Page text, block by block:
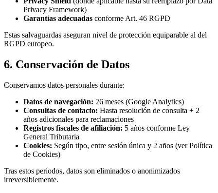
Privacy Framework)
Garantías adecuadas conforme Art. 46 RGPD
Estas salvaguardas aseguran nivel de protección equiparable al del
RGPD europeo.
6. Conservación de Datos
Conservamos datos personales durante:
Datos de navegación: 26 meses (Google Analytics)
Consultas de contacto: Hasta resolución de consulta + 2
años adicionales para reclamaciones
Registros fiscales de afiliación: 5 años conforme Ley
General Tributaria
Cookies: Según tipo, entre sesión única y 2 años (ver Política
de Cookies)
Tras estos períodos, datos son eliminados o anonimizados
irreversiblemente.